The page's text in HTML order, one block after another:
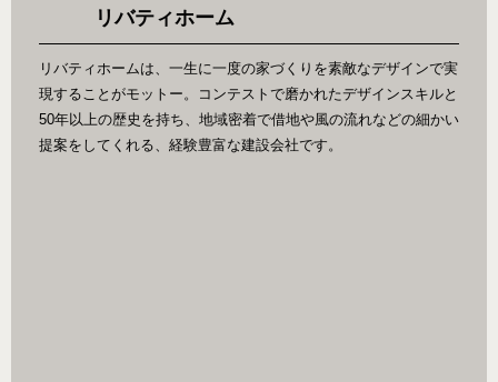
リバティホーム
リバティホームは、一生に一度の家づくりを素敵なデザインで実
現することがモットー。コンテストで磨かれたデザインスキルと
50年以上の歴史を持ち、地域密着で借地や風の流れなどの細かい
提案をしてくれる、経験豊富な建設会社です。